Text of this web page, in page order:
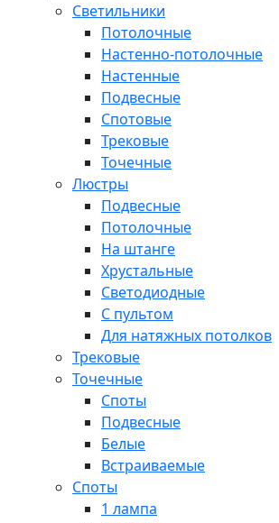
Светильники
Потолочные
Настенно-потолочные
Настенные
Подвесные
Спотовые
Трековые
Точечные
Люстры
Подвесные
Потолочные
На штанге
Хрустальные
Светодиодные
С пультом
Для натяжных потолков
Трековые
Точечные
Споты
Подвесные
Белые
Встраиваемые
Споты
1 лампа